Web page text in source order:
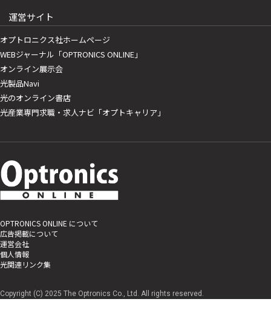
運営サイト
オプトロニクス社ホームページ
WEBジャーナル「OPTRONICS ONLINE」
オンライン展示会
光製品Navi
光のオンライン書店
光産業専門求職・求人ナビ「オプトキャリア」
OPTRONICS ONLINE について
広告掲載について
運営会社
個人情報
光関連リンク集
Copyright (C) 2025 The Optronics Co., Ltd. All rights reserved.